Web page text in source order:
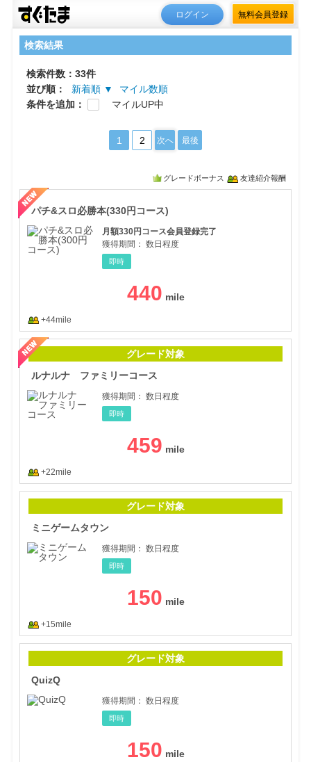
ログイン 無料会員登録
検索結果
検索件数：33件
並び順：
新着順 ▼
マイル数順
条件を追加：
マイルUP中
1 2 次へ 最後
グレードボーナス 友達紹介報酬
パチ&スロ必勝本(330円コース)
月額330円コース会員登録完了
獲得期間： 数日程度
即時
440
+44mile
グレード対象
ルナルナ ファミリーコース
獲得期間： 数日程度
即時
459
+22mile
グレード対象
ミニゲームタウン
獲得期間： 数日程度
即時
150
+15mile
グレード対象
QuizQ
獲得期間： 数日程度
即時
150